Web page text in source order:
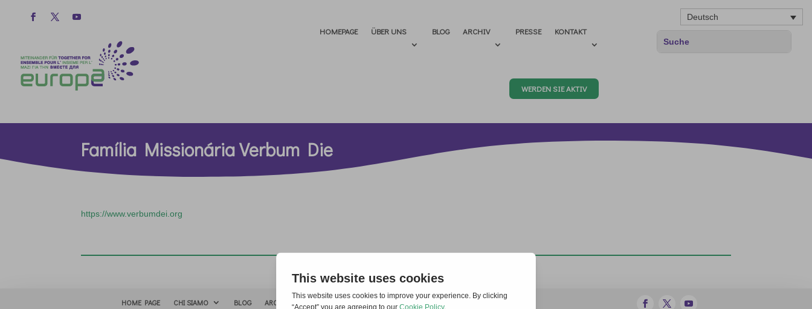
Deutsch
HOMEPAGE ÜBER UNS BLOG ARCHIV PRESSE KONTAKT
WERDEN SIE AKTIV
Família Missionária Verbum Die
https://www.verbumdei.org
HOME PAGE CHI SIAMO BLOG ARCHIVIO CONTATTI ATTÌVATI